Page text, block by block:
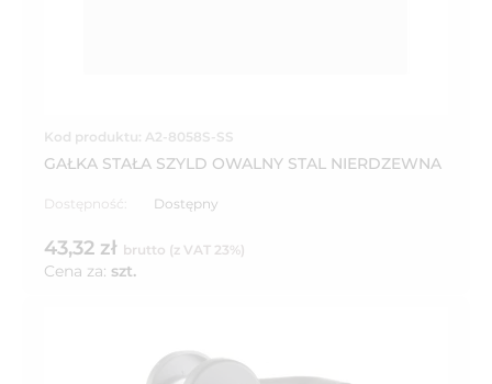
Kod produktu: A2-8058S-SS
GAŁKA STAŁA SZYLD OWALNY STAL NIERDZEWNA
Dostępność: Dostępny
43,32 zł brutto (z VAT 23%)
Cena za: szt.